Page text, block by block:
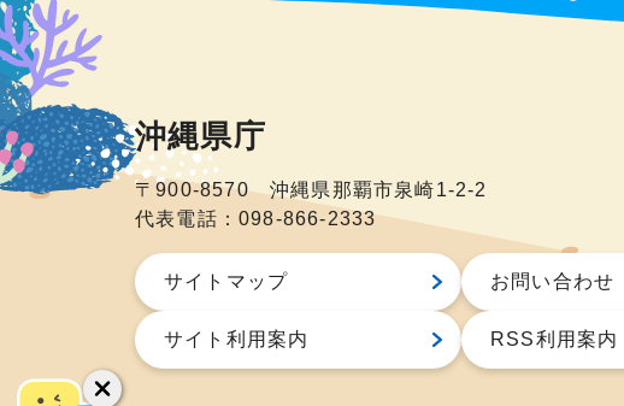
沖縄県庁
〒900-8570 沖縄県那覇市泉崎1-2-2
代表電話：098-866-2333
サイトマップ お問い合わせ
サイト利用案内 RSS利用案内